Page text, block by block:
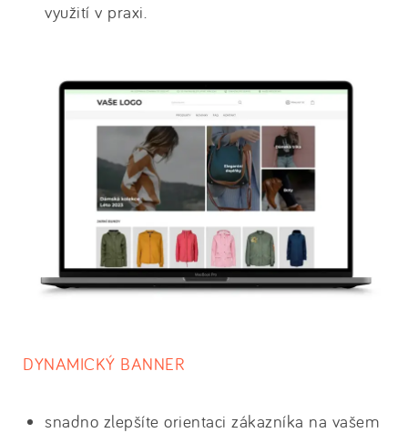
využití v praxi.
DYNAMICKÝ BANNER
snadno zlepšíte orientaci zákazníka na vašem